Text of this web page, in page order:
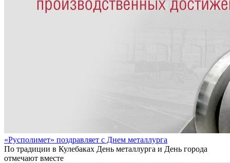
«Русполимет» поздравляет с Днем металлурга
По традиции в Кулебаках День металлурга и День города
отмечают вместе